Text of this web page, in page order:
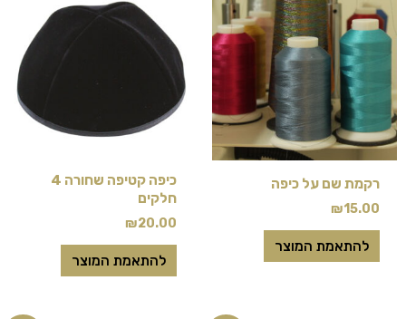
רקמת שם על כיפה
₪15.00
להתאמת המוצר
כיפה קטיפה שחורה 4
חלקים
₪20.00
להתאמת המוצר
זה
ניתן
האפשרויות
המוצר